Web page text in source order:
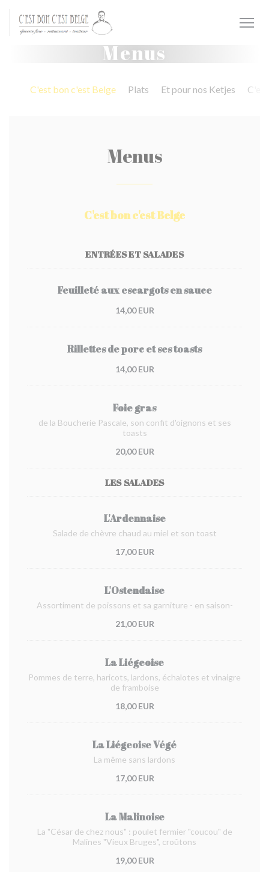
Personalizing your cookie choices
Menus
C'est bon c'est Belge Plats Et pour nos Ketjes
Menus
C'est bon c'est Belge
ENTRÉES ET SALADES
Feuilleté aux escargots en sauce
14,00 EUR
Rillettes de porc et ses toasts
14,00 EUR
Foie gras
de la Boucherie Pascale, son confit d'oignons et ses
toasts
20,00 EUR
LES SALADES
L'Ardennaise
Salade de chèvre chaud au miel et son toast
17,00 EUR
L'Ostendaise
Assortiment de poissons et sa garniture - en saison-
21,00 EUR
La Liégeoise
Pommes de terre, haricots, lardons, échalotes et vinaigre
de framboise
18,00 EUR
La Liégeoise Végé
La même sans lardons
17,00 EUR
La Malinoise
La "César de chez nous" : poulet fermier "coucou" de
Malines "Vieux Bruges", croûtons
19,00 EUR